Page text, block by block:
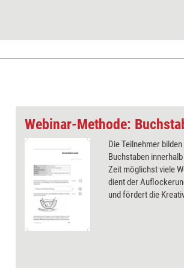
Webinar-Methode:
Die Teilnehmer
Buchstaben
Zeit möglichst viele
dient der
und fördert die